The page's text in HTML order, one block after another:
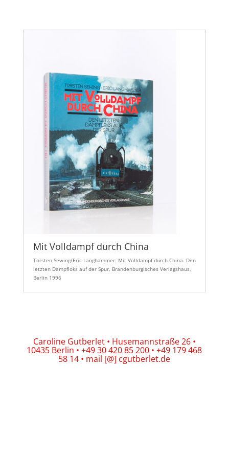
Mit Volldampf durch China
Torsten Sewing/Eric Langhammer: Mit Volldampf durch China. Den
letzten Dampfloks auf der Spur, Brandenburgisches Verlagshaus,
Berlin 1996
Caroline Gutberlet • Husemannstraße 26 •
10435 Berlin • +49 30 420 85 200 • +49 179 468
58 14 • mail [@] cgutberlet.de